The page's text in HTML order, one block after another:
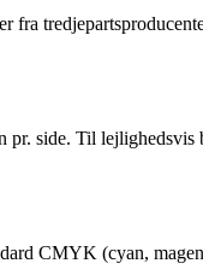
pr. side. Til
CMYK (cyan,